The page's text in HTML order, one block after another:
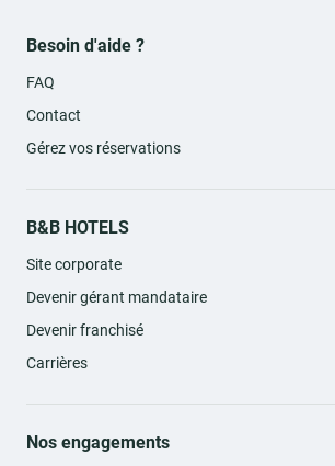
Besoin d'aide ?
FAQ
Contact
Gérez vos réservations
B&B HOTELS
Site corporate
Devenir gérant mandataire
Devenir franchisé
Carrières
Nos engagements